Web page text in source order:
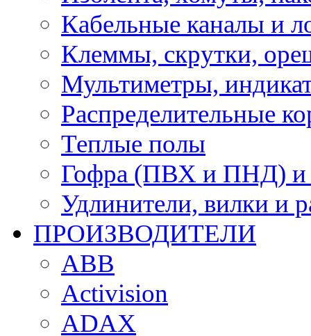
Кабельные каналы и
Клеммы, скрутки,
Мультиметры,
Распределительные
Теплые полы
Гофра (ПВХ и ПНД) и
Удлинители, вилки и
ПРОИЗВОДИТЕЛИ
ABB
Activision
ADAX